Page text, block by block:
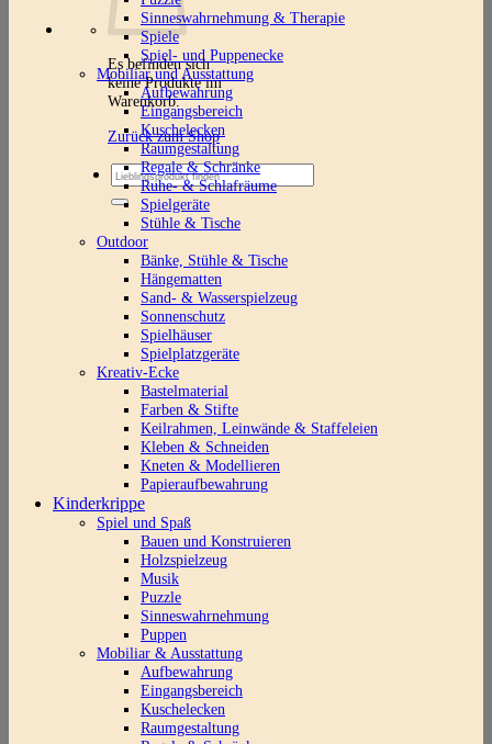
Es befinden sich
keine Produkte im
Warenkorb.
Zurück zum Shop
Suchen
nach:
Sinneswahrnehmung & Therapie
Spiele
Spiel- und Puppenecke
Mobiliar und Ausstattung
Aufbewahrung
Eingangsbereich
Kuschelecken
Raumgestaltung
Regale & Schränke
Ruhe- & Schlafräume
Spielgeräte
Stühle & Tische
Outdoor
Bänke, Stühle & Tische
Hängematten
Sand- & Wasserspielzeug
Sonnenschutz
Spielhäuser
Spielplatzgeräte
Kreativ-Ecke
Bastelmaterial
Farben & Stifte
Keilrahmen, Leinwände & Staffeleien
Kleben & Schneiden
Kneten & Modellieren
Papieraufbewahrung
Kinderkrippe
Spiel und Spaß
Bauen und Konstruieren
Holzspielzeug
Musik
Puzzle
Sinneswahrnehmung
Puppen
Mobiliar & Ausstattung
Aufbewahrung
Eingangsbereich
Kuschelecken
Raumgestaltung